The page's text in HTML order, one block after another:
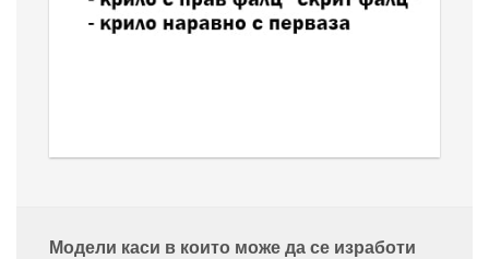
Модели каси в които може да се изработи